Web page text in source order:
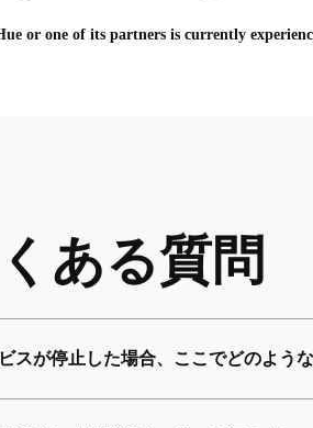
or one of its partners is currently
ある質問
スが停止した場合、ここでどのよう